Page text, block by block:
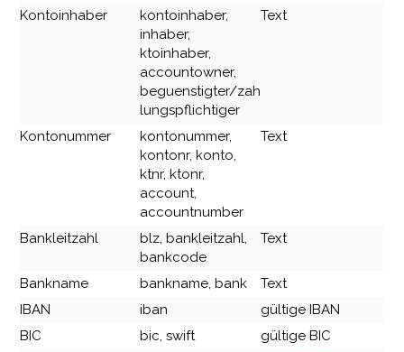
Kontoinhaber
kontoinhaber,
inhaber,
ktoinhaber,
accountowner,
beguenstigter/zah
lungspflichtiger
Text
Kontonummer
kontonummer,
kontonr, konto,
ktnr, ktonr,
account,
accountnumber
Text
Bankleitzahl
blz, bankleitzahl,
bankcode
Text
Bankname bankname, bank
Text
IBAN
iban
gültige IBAN
BIC
bic, swift
gültige BIC